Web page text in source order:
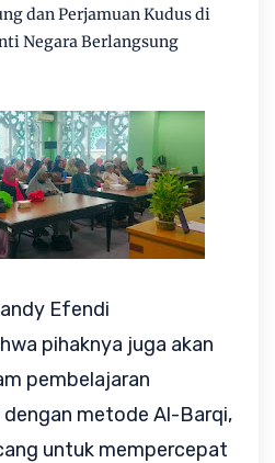
dan Perjamuan Kudus di
Negara Berlangsung
Efendi
pihaknya juga akan
pembelajaran
dengan metode Al-Barqi,
untuk mempercepat